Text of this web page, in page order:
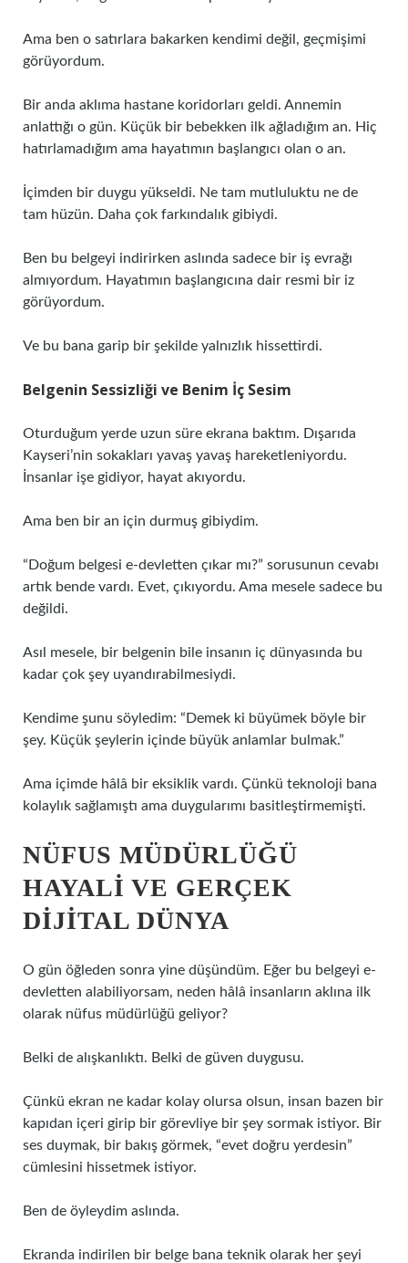
Ama ben o satırlara bakarken kendimi değil, geçmişimi
görüyordum.
Bir anda aklıma hastane koridorları geldi. Annemin
anlattığı o gün. Küçük bir bebekken ilk ağladığım an. Hiç
hatırlamadığım ama hayatımın başlangıcı olan o an.
İçimden bir duygu yükseldi. Ne tam mutluluktu ne de
tam hüzün. Daha çok farkındalık gibiydi.
Ben bu belgeyi indirirken aslında sadece bir iş evrağı
almıyordum. Hayatımın başlangıcına dair resmi bir iz
görüyordum.
Ve bu bana garip bir şekilde yalnızlık hissettirdi.
Belgenin Sessizliği ve Benim İç Sesim
Oturduğum yerde uzun süre ekrana baktım. Dışarıda
Kayseri’nin sokakları yavaş yavaş hareketleniyordu.
İnsanlar işe gidiyor, hayat akıyordu.
Ama ben bir an için durmuş gibiydim.
“Doğum belgesi e-devletten çıkar mı?” sorusunun cevabı
artık bende vardı. Evet, çıkıyordu. Ama mesele sadece bu
değildi.
Asıl mesele, bir belgenin bile insanın iç dünyasında bu
kadar çok şey uyandırabilmesiydi.
Kendime şunu söyledim: “Demek ki büyümek böyle bir
şey. Küçük şeylerin içinde büyük anlamlar bulmak.”
Ama içimde hâlâ bir eksiklik vardı. Çünkü teknoloji bana
kolaylık sağlamıştı ama duygularımı basitleştirmemişti.
NÜFUS MÜDÜRLÜĞÜ
HAYALI VE GERÇEK
DIJITAL DÜNYA
O gün öğleden sonra yine düşündüm. Eğer bu belgeyi e-
devletten alabiliyorsam, neden hâlâ insanların aklına ilk
olarak nüfus müdürlüğü geliyor?
Belki de alışkanlıktı. Belki de güven duygusu.
Çünkü ekran ne kadar kolay olursa olsun, insan bazen bir
kapıdan içeri girip bir görevliye bir şey sormak istiyor. Bir
ses duymak, bir bakış görmek, “evet doğru yerdesin”
cümlesini hissetmek istiyor.
Ben de öyleydim aslında.
Ekranda indirilen bir belge bana teknik olarak her şeyi